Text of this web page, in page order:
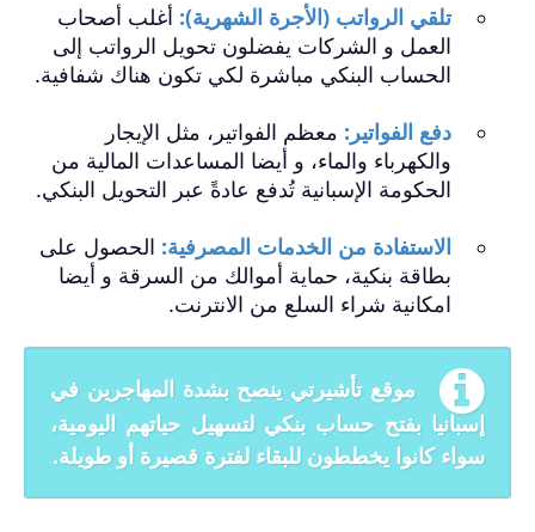
تلقي الرواتب (الأجرة الشهرية): أغلب أصحاب
العمل و الشركات يفضلون تحويل الرواتب إلى
الحساب البنكي مباشرة لكي تكون هناك شفافية.
دفع الفواتير: معظم الفواتير، مثل الإيجار
والكهرباء والماء، و أيضا المساعدات المالية من
الحكومة الإسبانية تُدفع عادةً عبر التحويل البنكي.
الاستفادة من الخدمات المصرفية: الحصول على
بطاقة بنكية، حماية أموالك من السرقة و أيضا
امكانية شراء السلع من الانترنت.
موقع تأشيرتي ينصح بشدة المهاجرين في
إسبانيا بفتح حساب بنكي لتسهيل حياتهم اليومية،
سواء كانوا يخططون للبقاء لفترة قصيرة أو طويلة.